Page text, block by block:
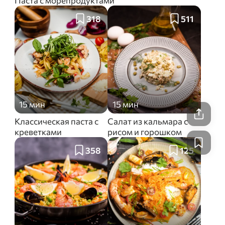
318
15 мин
Классическая паста с
креветками
511
15 мин
Салат из кальмара с
рисом и горошком
358
125